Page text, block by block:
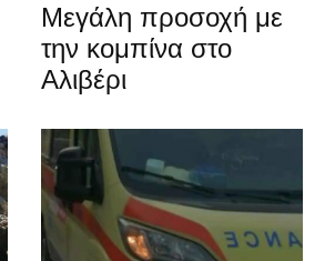
Μεγάλη προσοχή με
την κομπίνα στο
Αλιβέρι